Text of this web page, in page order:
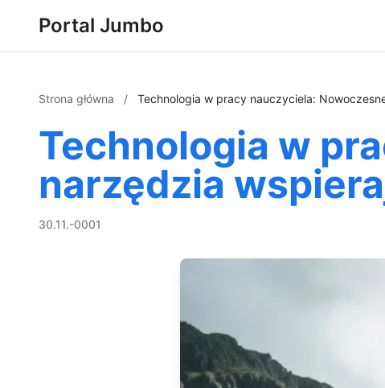
Portal Jumbo
Strona główna / Technologia w pracy nauczyciela:
Technologia w
narzędzia
30.11.-0001